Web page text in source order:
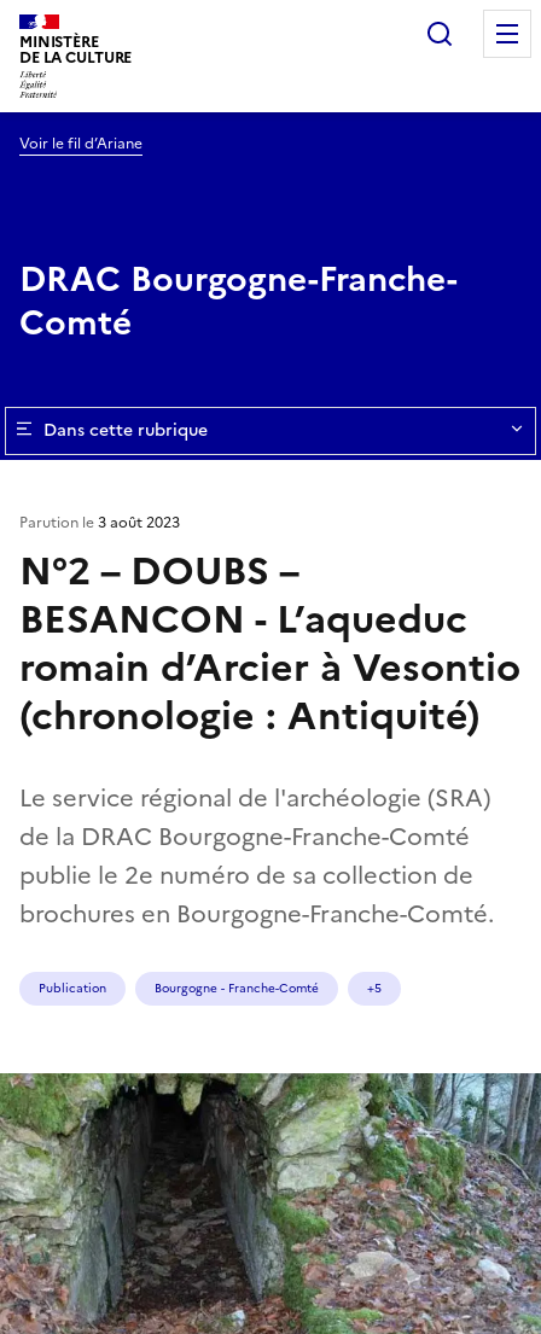
MINISTÈRE
DE LA CULTURE
Voir le fil d’Ariane
DRAC Bourgogne-Franche-
Comté
Dans cette rubrique
N°2 – DOUBS –
BESANCON - L’aqueduc
romain d’Arcier à Vesontio
(chronologie : Antiquité)
Le service régional de l'archéologie (SRA)
de la DRAC Bourgogne-Franche-Comté
publie le 2e numéro de sa collection de
brochures en Bourgogne-Franche-Comté.
Parution le3 août 2023
Publication Bourgogne - Franche-Comté +5